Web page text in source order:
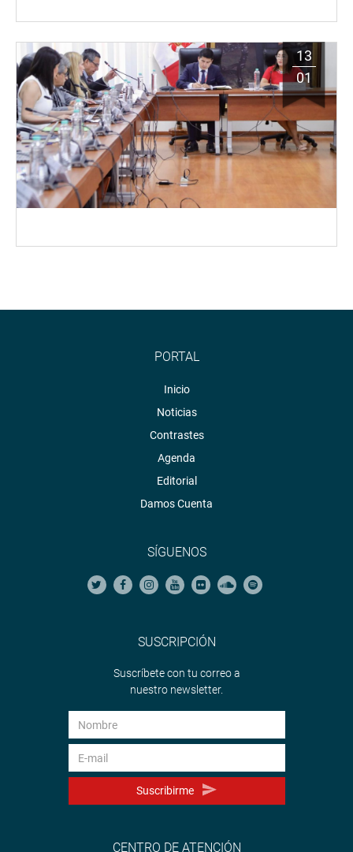
13
01
PORTAL
Inicio
Noticias
Contrastes
Agenda
Editorial
Damos Cuenta
SÍGUENOS
SUSCRIPCIÓN
Suscríbete con tu correo a
nuestro newsletter.
Suscribirme
CENTRO DE ATENCIÓN